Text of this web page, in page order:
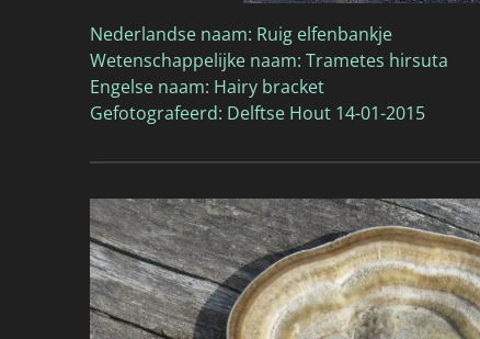
Nederlandse naam: Ruig elfenbankje
Wetenschappelijke naam: Trametes hirsuta
Engelse naam: Hairy bracket
Gefotografeerd: Delftse Hout 14-01-2015